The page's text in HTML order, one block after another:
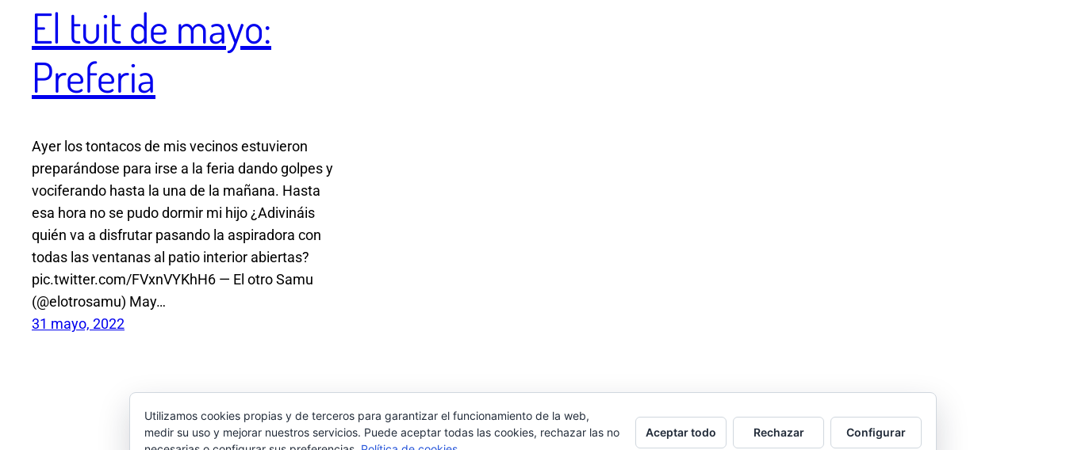
El tuit de mayo:
Preferia
Ayer los tontacos de mis vecinos estuvieron
preparándose para irse a la feria dando golpes y
vociferando hasta la una de la mañana. Hasta
esa hora no se pudo dormir mi hijo ¿Adivináis
quién va a disfrutar pasando la aspiradora con
todas las ventanas al patio interior abiertas?
pic.twitter.com/FVxnVYKhH6 — El otro Samu
(@elotrosamu) May…
31 mayo, 2022
Utilizamos cookies propias y de terceros para garantizar el funcionamiento de la web,
medir su uso y mejorar nuestros servicios. Puede aceptar todas las cookies, rechazar las no
Aceptar todo Rechazar Configurar